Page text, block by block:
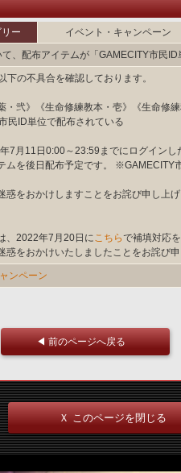
ー イベント・キャンペーン
、配布アイテムが「GAMECITY市民
の不具合を確認しております。
・弐》《生命修練教本・壱》《生命修
民ID単位で配布されている
7月11日0:00～23:59までにログイン
ムを後日配布予定です。 ※GAMECITY
惑をおかけしますことをお詫び申し上げ
、2022年7月20日に こちらで補填対応
惑をおかけいたしましたことをお詫び申
ンペーン
◀ 前のページへ戻る
Ｘ このページを閉じる